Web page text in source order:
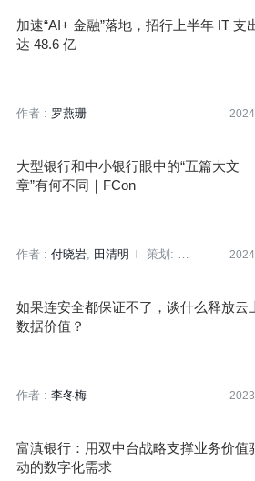
加速“AI+ 金融”落地，招行上半年 IT 支
达 48.6 亿
作者 : 罗燕珊
大型银行和中小银行眼中的“五篇大文
章”有何不同｜FCon
作者 : 付晓岩 田清明
策划:
如果连安全都保证不了，谈什么释放云
数据价值？
作者 : 李冬梅
富滇银行：用双中台战略支撑业务价值
动的数字化需求